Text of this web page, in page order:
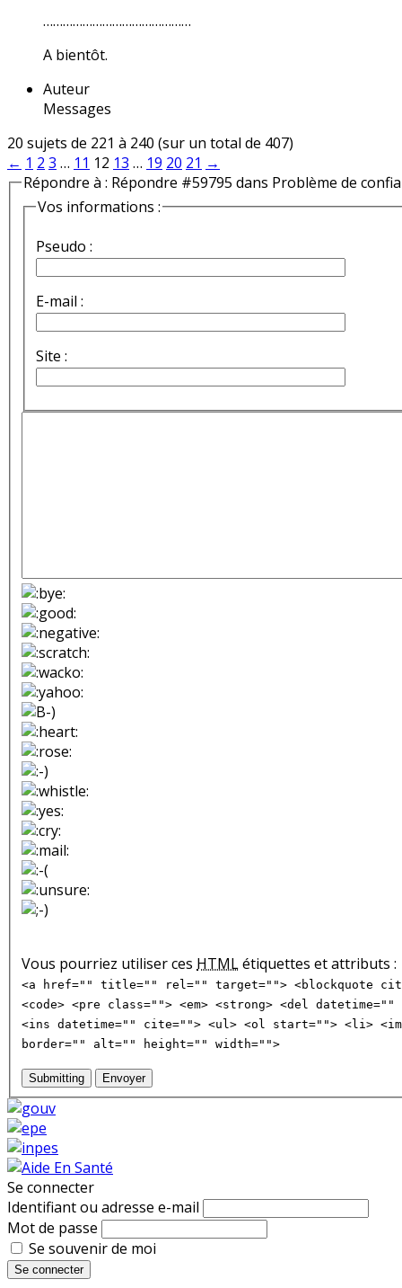
………………………………………
A bientôt.
Auteur
Messages
20 sujets de 221 à 240 (sur un total de 407)
← 1 2 3 … 11 12 13 … 19 20 21 →
Répondre à : Répondre #59795 dans Problème de
Vos informations :
Pseudo :
E-mail :
Site :
Vous pourriez utiliser ces HTMLétiquettes et attributs :
<a href="" title="" rel="" target=""> <blockquote
<code> <pre class=""> <em> <strong> <del
<ins datetime="" cite=""> <ul> <ol start=""> <li>
border="" alt="" height="" width="">
Submitting Envoyer
Se connecter
Identifiant ou adresse e-mail
Mot de passe
Se souvenir de moi
Se connecter